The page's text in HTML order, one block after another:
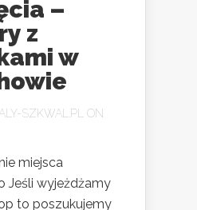
–
z
w
SZKWAL.PL
ON
miejsca
Jeśli wyjeżdżamy
to poszukujemy